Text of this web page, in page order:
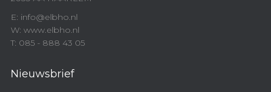
E: info@elbho.nl
W: www.elbho.nl
T: 085 - 888 43 05
Nieuwsbrief